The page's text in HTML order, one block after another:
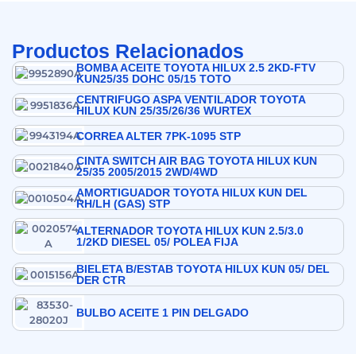
Productos Relacionados
BOMBA ACEITE TOYOTA HILUX 2.5 2KD-FTV
KUN25/35 DOHC 05/15 TOTO
CENTRIFUGO ASPA VENTILADOR TOYOTA
HILUX KUN 25/35/26/36 WURTEX
CORREA ALTER 7PK-1095 STP
CINTA SWITCH AIR BAG TOYOTA HILUX KUN
25/35 2005/2015 2WD/4WD
AMORTIGUADOR TOYOTA HILUX KUN DEL
RH/LH (GAS) STP
ALTERNADOR TOYOTA HILUX KUN 2.5/3.0
1/2KD DIESEL 05/ POLEA FIJA
BIELETA B/ESTAB TOYOTA HILUX KUN 05/ DEL
DER CTR
BULBO ACEITE 1 PIN DELGADO